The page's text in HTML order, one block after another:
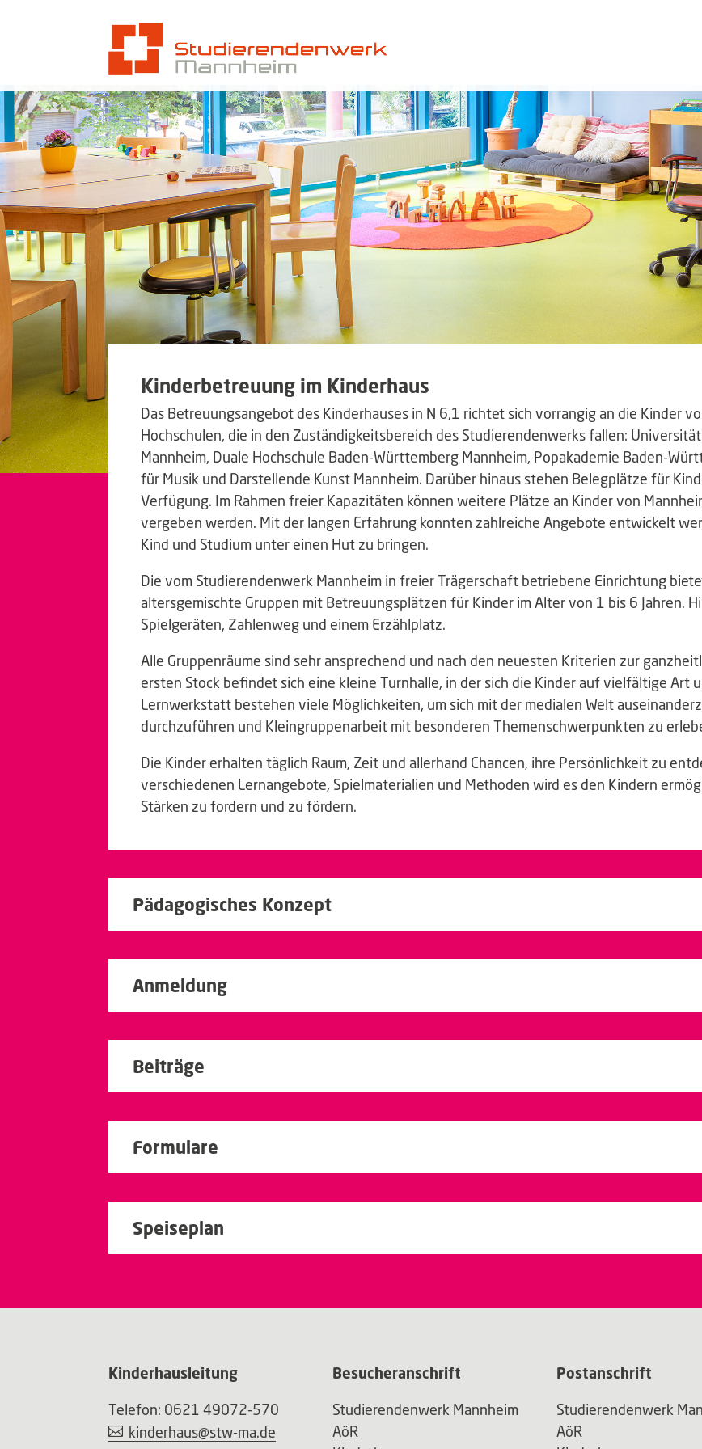
Kinderbetreuung im Kinderhaus
Das Betreuungsangebot des Kinderhauses in N 6,1 richtet sich vorrangig an die Kinder
Hochschulen, die in den Zuständigkeitsbereich des Studierendenwerks fallen:
Mannheim, Duale Hochschule Baden-Württemberg Mannheim, Popakademie Baden-
für Musik und Darstellende Kunst Mannheim. Darüber hinaus stehen Belegplätze für
Verfügung. Im Rahmen freier Kapazitäten können weitere Plätze an Kinder von
vergeben werden. Mit der langen Erfahrung konnten zahlreiche Angebote entwickelt
Kind und Studium unter einen Hut zu bringen.
Die vom Studierendenwerk Mannheim in freier Trägerschaft betriebene Einrichtung
altersgemischte Gruppen mit Betreuungsplätzen für Kinder im Alter von 1 bis 6 Jahren.
Spielgeräten, Zahlenweg und einem Erzählplatz.
Alle Gruppenräume sind sehr ansprechend und nach den neuesten Kriterien zur
ersten Stock befindet sich eine kleine Turnhalle, in der sich die Kinder auf vielfältige Art
Lernwerkstatt bestehen viele Möglichkeiten, um sich mit der medialen Welt
durchzuführen und Kleingruppenarbeit mit besonderen Themenschwerpunkten zu
Die Kinder erhalten täglich Raum, Zeit und allerhand Chancen, ihre Persönlichkeit zu
verschiedenen Lernangebote, Spielmaterialien und Methoden wird es den Kindern
Stärken zu fordern und zu fördern.
Pädagogisches Konzept
Anmeldung
Beiträge
Formulare
Speiseplan
Kinderhausleitung
Telefon: 0621 49072-570
kinderhaus@stw-ma.de
Besucheranschrift
Studierendenwerk Mannheim
AöR
Postanschrift
Studierendenwerk
AöR